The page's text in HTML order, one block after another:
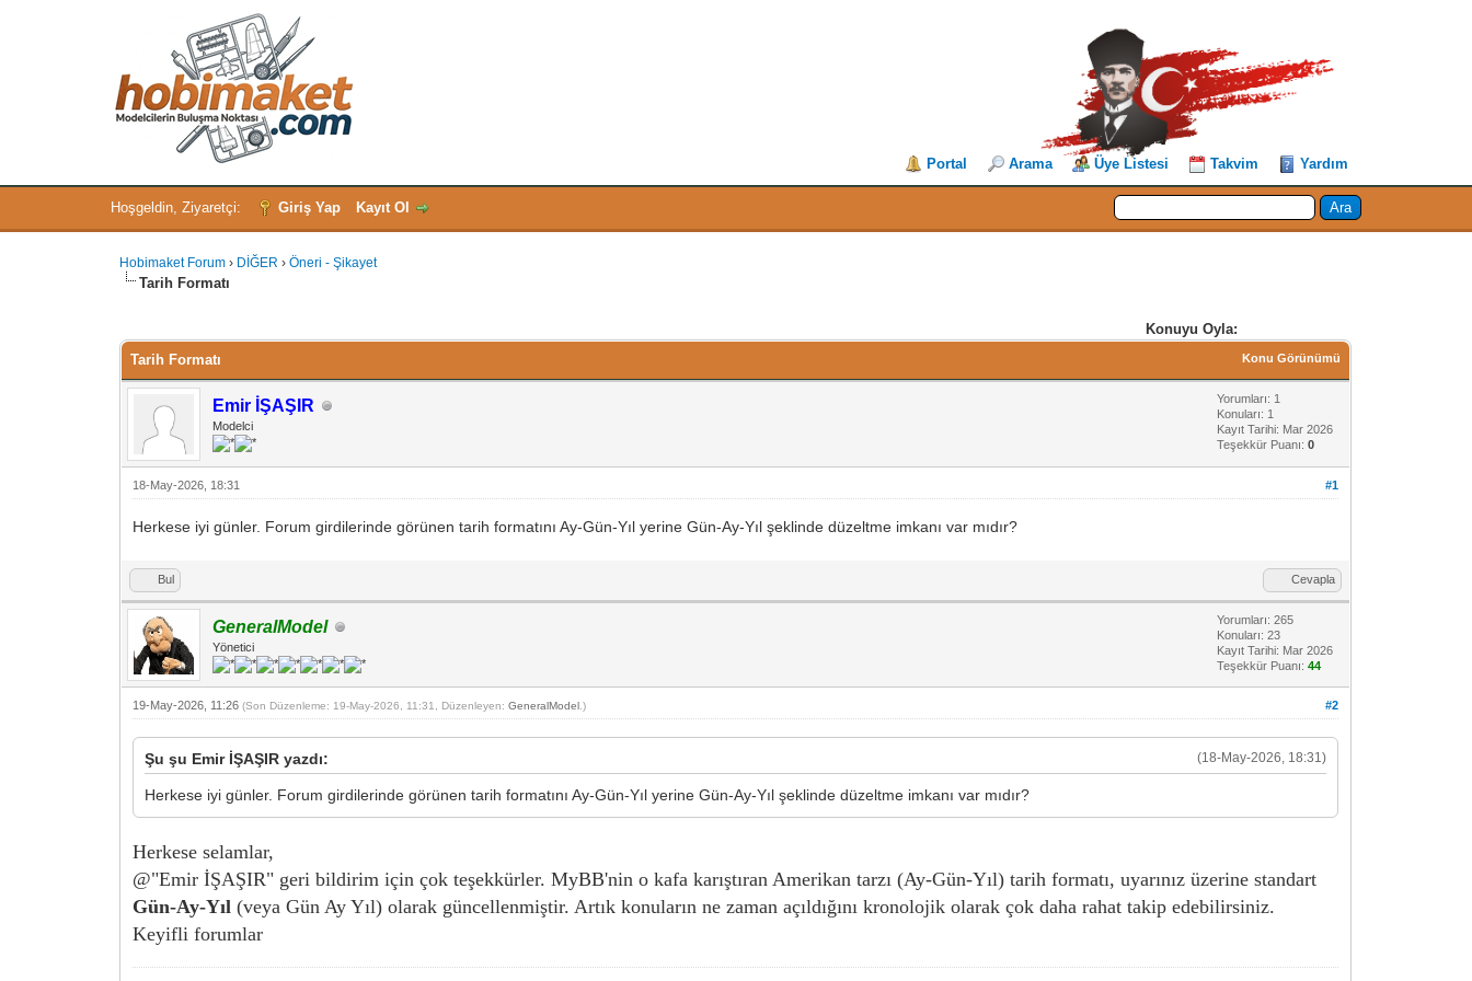
Portal Arama Üye Listesi Takvim Yardım
Hoşgeldin, Ziyaretçi: Giriş Yap Kayıt Ol
Hobimaket Forum › DİĞER ›Öneri - Şikayet
Tarih Formatı
Konuyu Oyla:
Konu Görünümü
Tarih Formatı
Emir İŞAŞIR
Modelci
Yorumları: 1
Konuları: 1
Kayıt Tarihi: Mar 2026
Teşekkür Puanı:0
#1
18-May-2026, 18:31
Herkese iyi günler. Forum girdilerinde görünen tarih formatını Ay-Gün-Yıl yerine Gün-Ay-Yıl şeklinde düzeltme imkanı var mıdır?
Bul Cevapla
GeneralModel
Yönetici
Yorumları: 265
Konuları: 23
Kayıt Tarihi: Mar 2026
Teşekkür Puanı:44
#2
19-May-2026, 11:26(Son Düzenleme: 19-May-2026, 11:31, Düzenleyen:GeneralModel .)
(18-May-2026, 18:31)
Şu şu Emir İŞAŞIR yazdı:
Herkese iyi günler. Forum girdilerinde görünen tarih formatını Ay-Gün-Yıl yerine Gün-Ay-Yıl şeklinde düzeltme imkanı var mıdır?
Herkese selamlar,
@"Emir İŞAŞIR" geri bildirim için çok teşekkürler. MyBB'nin o kafa karıştıran Amerikan tarzı (Ay-Gün-Yıl) tarih formatı, uyarınız üzerine standart
Gün-Ay-Yıl (veya Gün Ay Yıl) olarak güncellenmiştir. Artık konuların ne zaman açıldığını kronolojik olarak çok daha rahat takip edebilirsiniz.
Keyifli forumlar